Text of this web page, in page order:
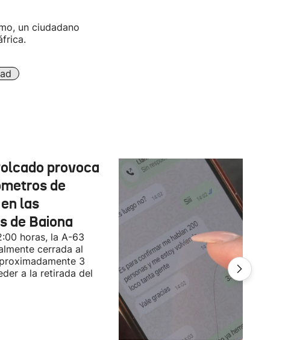
un ciudadano
provoca
de
las
de Baiona
horas, la A-63
cerrada al
3
a la retirada del